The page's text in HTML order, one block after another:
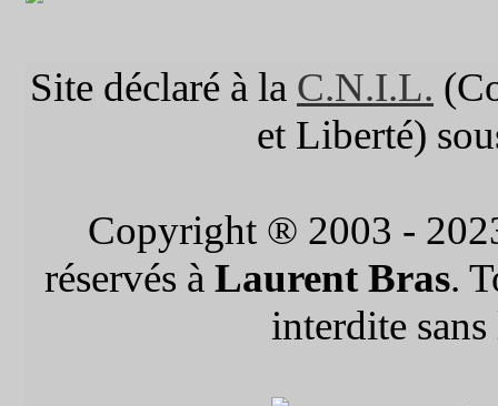
Site déclaré à la C.N.I.L.
et Liberté)
Copyright ® 2003 -
réservés à Laurent Bras.
interdite